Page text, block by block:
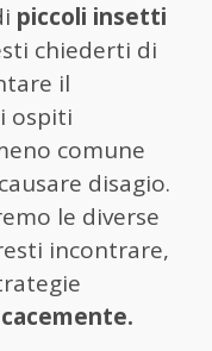
piccoli insetti
chiederti di
il
ospiti
comune
disagio.
le diverse
incontrare,